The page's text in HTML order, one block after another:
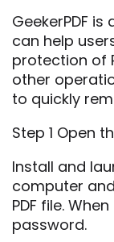
GeekerPDF
can help
protection of
other
to quickly
Step 1 Open
Install and
computer
PDF file.
password.